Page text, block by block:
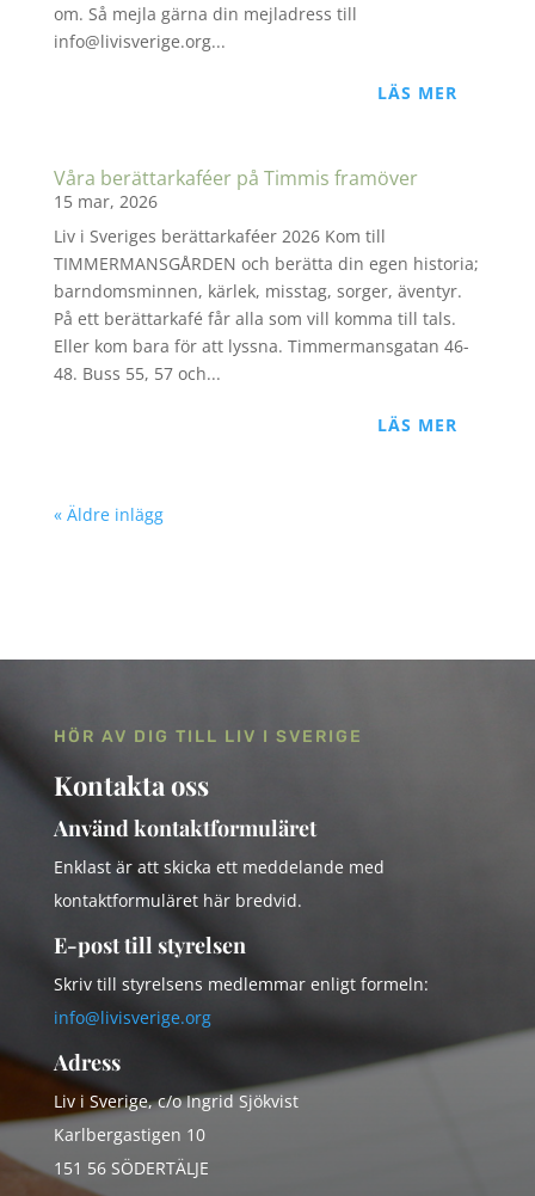
om. Så mejla gärna din mejladress till
info@livisverige.org...
LÄS MER
Våra berättarkaféer på Timmis framöver
15 mar, 2026
Liv i Sveriges berättarkaféer 2026 Kom till
TIMMERMANSGÅRDEN och berätta din egen historia;
barndomsminnen, kärlek, misstag, sorger, äventyr.
På ett berättarkafé får alla som vill komma till tals.
Eller kom bara för att lyssna. Timmermansgatan 46-
48. Buss 55, 57 och...
LÄS MER
« Äldre inlägg
HÖR AV DIG TILL LIV I SVERIGE
Kontakta oss
Använd kontaktformuläret
Enklast är att skicka ett meddelande med
kontaktformuläret här bredvid.
E-post till styrelsen
Skriv till styrelsens medlemmar enligt formeln:
info@livisverige.org
Adress
Liv i Sverige, c/o Ingrid Sjökvist
Karlbergastigen 10
151 56 SÖDERTÄLJE